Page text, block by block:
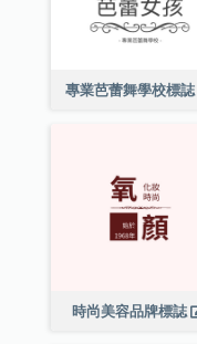
專業芭蕾舞學校標誌
時尚美容品牌標誌